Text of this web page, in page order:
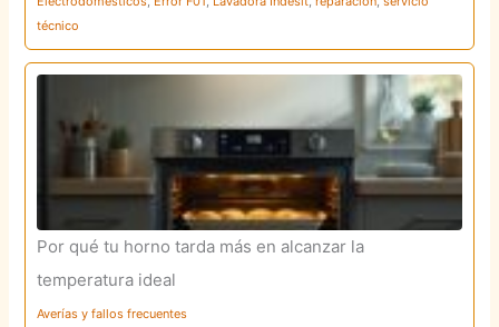
técnico
Por qué tu horno tarda más en alcanzar la
temperatura ideal
Averías y fallos frecuentes